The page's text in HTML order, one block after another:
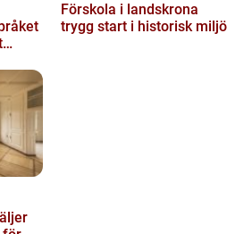
Förskola i landskrona
trygg start i historisk miljö